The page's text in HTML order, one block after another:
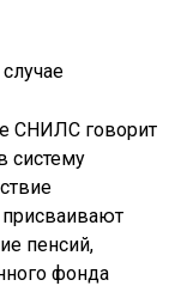
СНИЛС говорит
систему
присваивают
пенсий,
фонда